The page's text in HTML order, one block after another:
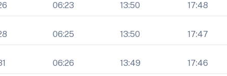
06:23 13:50 17:48
06:25 13:50 17:47
06:26 13:49 17:46